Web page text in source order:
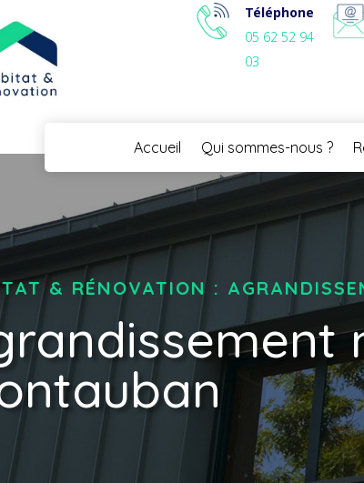
Téléphone
05 62 52 94
03
Accueil Qui sommes-nous ?
& RÉNOVATION :